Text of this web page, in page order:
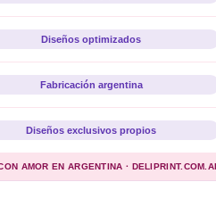
Diseños optimizados
Fabricación argentina
Diseños exclusivos propios
AMOR EN ARGENTINA ·